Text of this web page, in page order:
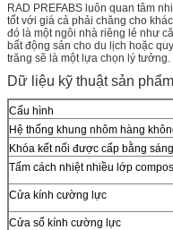
RAD PREFABS luôn quan tâm
tốt với giá cả phải chăng cho
đó là một ngôi nhà riêng lẻ như
bất động sản cho du lịch hoặc
trăng sẽ là một lựa chọn lý tưởng.
Dữ liệu kỹ thuật sản
Cấu hình
Hệ thống khung nhôm hàng
Khóa kết nối được cấp bằng
Tấm cách nhiệt nhiều lớp
Cửa kính cường lực
Cửa sổ kính cường lực